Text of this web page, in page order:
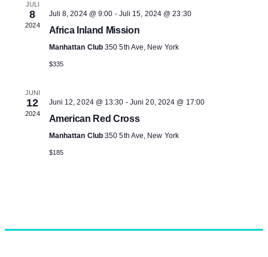
JULI
8
2024
Juli 8, 2024 @ 9:00 - Juli 15, 2024 @ 23:30
Africa Inland Mission
Manhattan Club 350 5th Ave, New York
$335
JUNI
12
2024
Juni 12, 2024 @ 13:30 - Juni 20, 2024 @ 17:00
American Red Cross
Manhattan Club 350 5th Ave, New York
$185